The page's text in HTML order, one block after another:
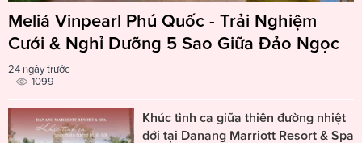
Meliá Vinpearl Phú Quốc - Trải Nghiệm
Cưới & Nghỉ Dưỡng 5 Sao Giữa Đảo Ngọc
24 ngày trước
1099
Khúc tình ca giữa thiên đường nhiệt
đới tại Danang Marriott Resort & Spa